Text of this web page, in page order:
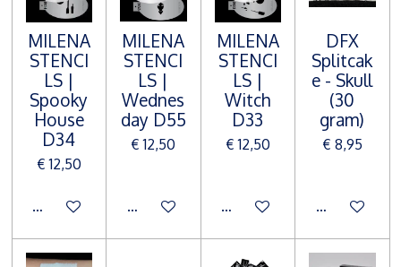
MILENA
STENCI
LS |
Spooky
House
D34
€ 12,50
In winkelwagen
MILENA
STENCI
LS |
Wednes
day D55
€ 12,50
In winkelwagen
MILENA
STENCI
LS |
Witch
D33
€ 12,50
In winkelwagen
DFX
Splitcak
e - Skull
(30
gram)
€ 8,95
In